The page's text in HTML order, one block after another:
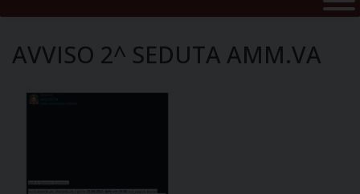
AVVISO 2^ SEDUTA AMM.VA